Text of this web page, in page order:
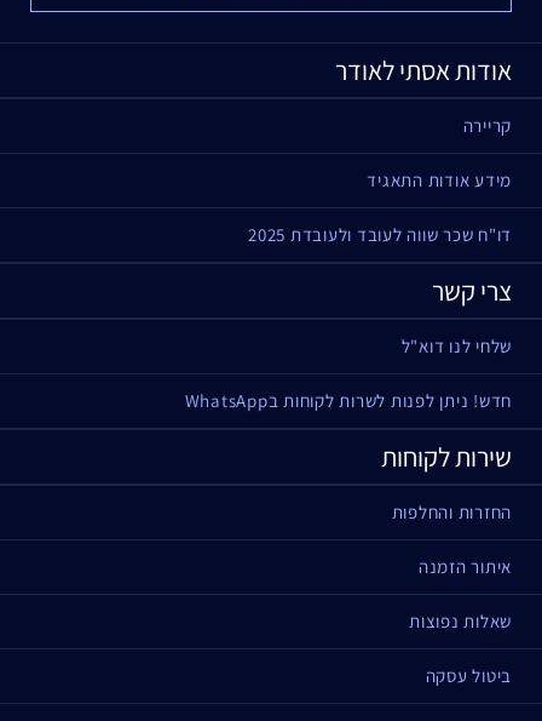
אודות אסתי לאודר
קריירה
מידע אודות התאגיד
דו"ח שכר שווה לעובד ולעובדת 2025
צרי קשר
שלחי לנו דוא"ל
חדש! ניתן לפנות לשרות לקוחות בWhatsApp
שירות לקוחות
החזרות והחלפות
איתור הזמנה
שאלות נפוצות
ביטול עסקה